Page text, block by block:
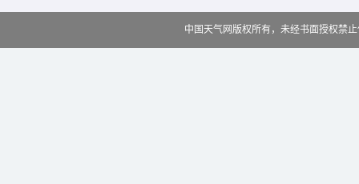
中国天气网版权所有，未经书面授权